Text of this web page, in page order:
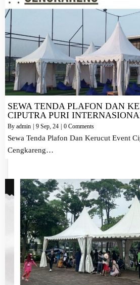
SEWA TENDA PLAFON DAN
CIPUTRA PURI
By admin 9 Sep, 24 0 Comments
Sewa Tenda Plafon Dan Kerucut Event
Cengkareng…